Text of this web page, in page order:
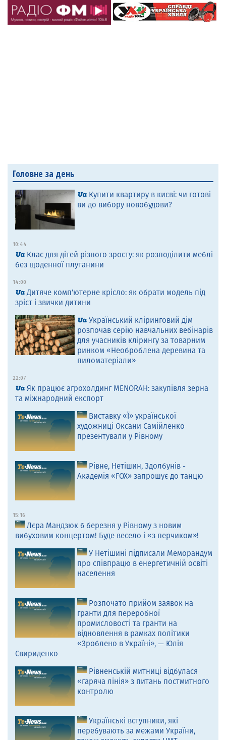
Головне за день
Купити квартиру в києві: чи готові
ви до вибору новобудови?
10:44
Клас для дітей різного зросту: як розподілити меблі
без щоденної плутанини
14:00
Дитяче комп’ютерне крісло: як обрати модель під
зріст і звички дитини
Український кліринговий дім
розпочав серію навчальних вебінарів
для учасників клірингу за товарним
ринком «Необроблена деревина та
пиломатеріали»
22:07
Як працює агрохолдинг MENORAH: закупівля зерна
та міжнародний експорт
Виставку «Ї» української
художниці Оксани Самійленко
презентували у Рівному
Рівне, Нетішин, Здолбунів -
Академія «FOX» запрошує до танцю
15:16
Лєра Мандзюк 6 березня у Рівному з новим
вибуховим концертом! Буде весело і «з перчиком»!
У Нетішині підписали Меморандум
про співпрацю в енергетичній освіті
населення
Розпочато прийом заявок на
гранти для переробної
промисловості та гранти на
відновлення в рамках політики
«Зроблено в Україні», — Юлія
Свириденко
Рівненській митниці відбулася
«гаряча лінія» з питань постмитного
контролю
Українські вступники, які
перебувають за межами України,